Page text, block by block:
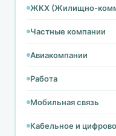
ЖКХ (Жилищно-
Частные компании
Авиакомпании
Работа
Мобильная связь
Кабельное и